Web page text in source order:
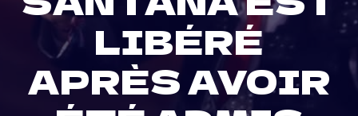
LIBÉRÉ
APRÈS AVOIR